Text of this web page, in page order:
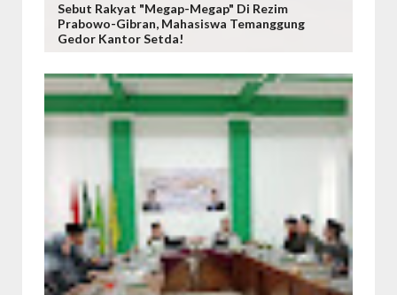
Sebut Rakyat "Megap-Megap" Di Rezim
Prabowo-Gibran, Mahasiswa Temanggung
Gedor Kantor Setda!